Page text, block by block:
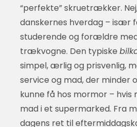
“perfekte” skruetrækker.
danskernes hverdag – især
studerende og forældre
trækvogne. Den typiske
simpel, ærlig og prisvenlig,
service og mad, der minder
kunne få hos mormor – hvis
mad i et supermarked. Fra
dagens ret til